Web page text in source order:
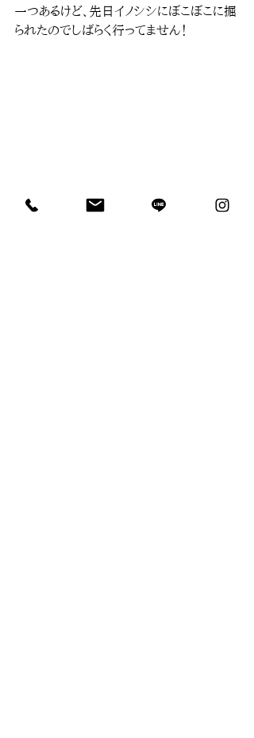
一つあるけど、先日イノシシにぼこぼこに掘
られたのでしばらく行ってません！